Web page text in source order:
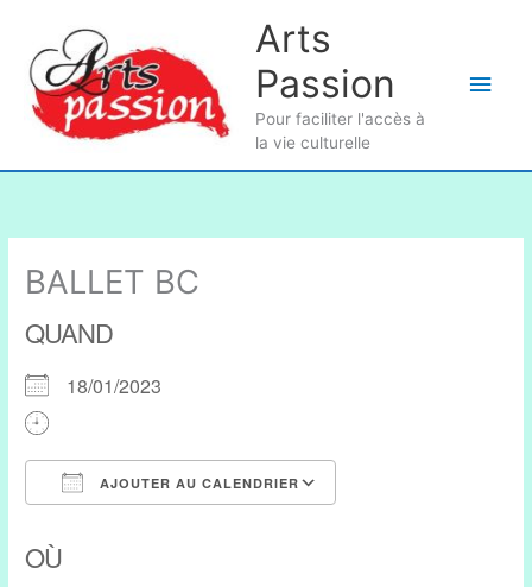
contenu
Arts
Passion
Pour faciliter l'accès à
la vie culturelle
BALLET BC
QUAND
18/01/2023
AJOUTER AU CALENDRIER
OÙ